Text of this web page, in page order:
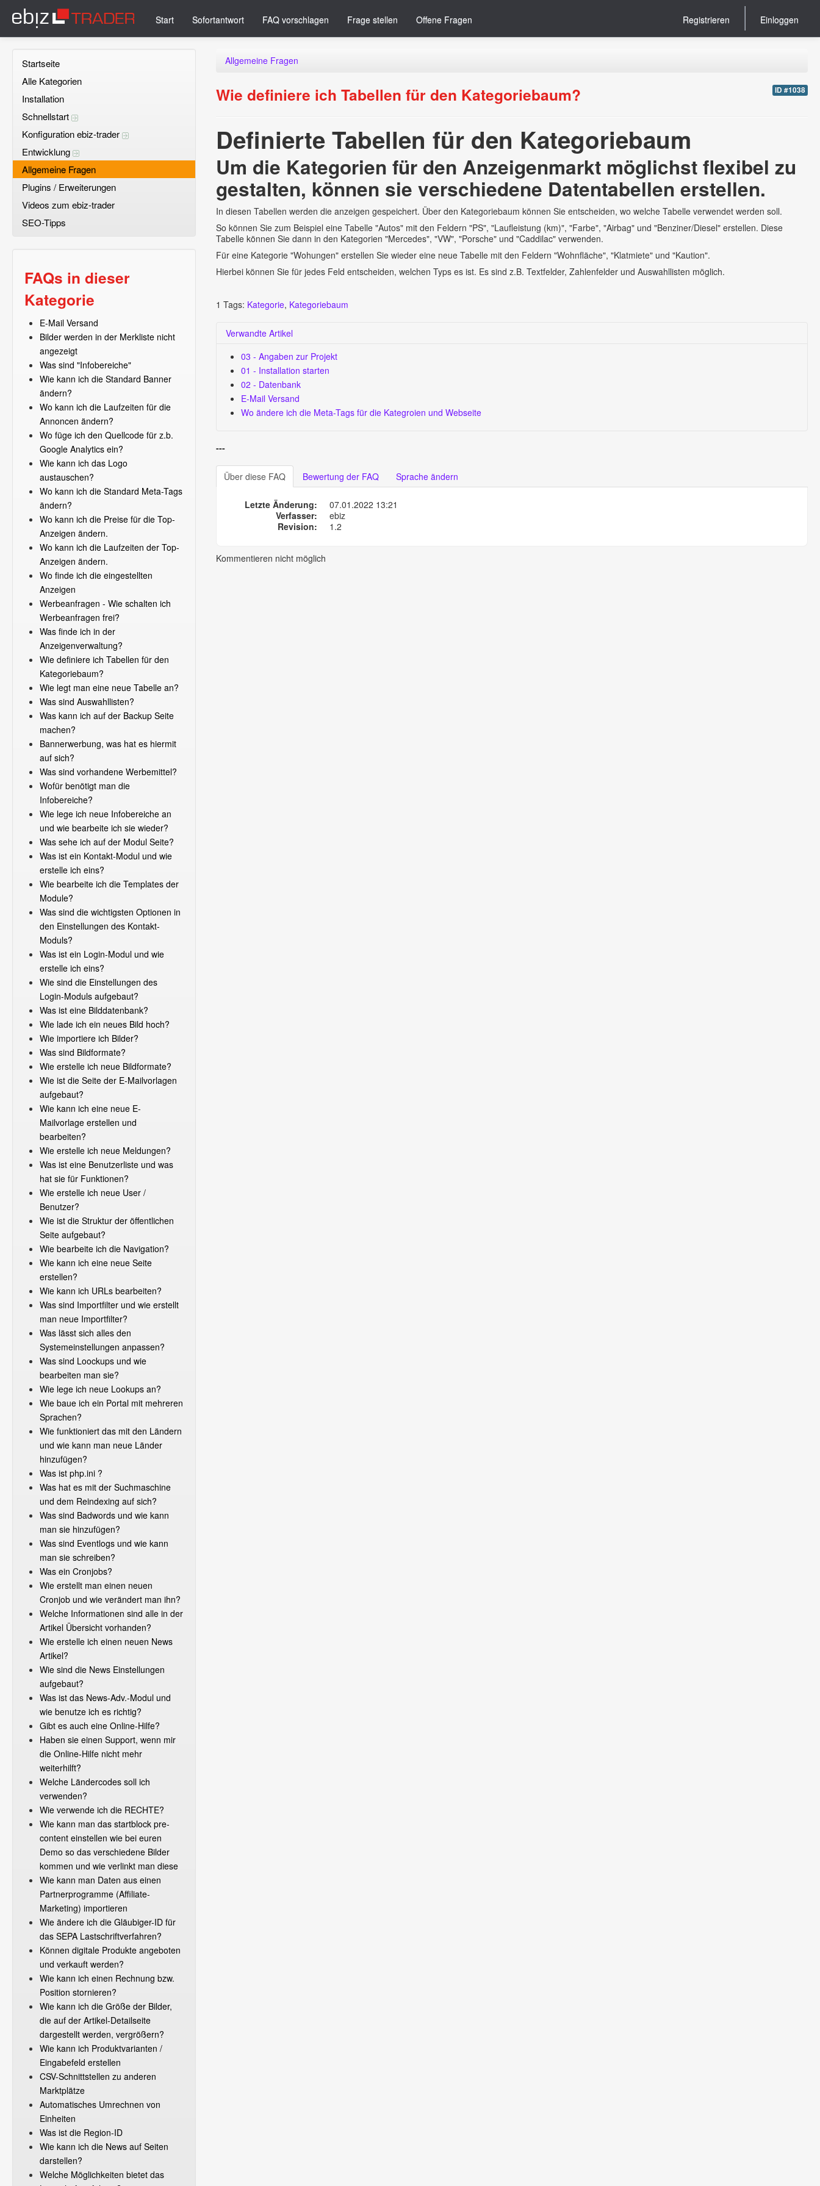
Start Sofortantwort FAQ vorschlagen Frage stellen Offene Fragen Registrieren Einloggen
Startseite
Alle Kategorien
Installation
Schnellstart
Konfiguration ebiz-trader
Entwicklung
Allgemeine Fragen
Plugins / Erweiterungen
Videos zum ebiz-trader
SEO-Tipps
FAQs in dieser
Kategorie
E-Mail Versand
Bilder werden in der Merkliste nicht
angezeigt
Was sind "Infobereiche"
Wie kann ich die Standard Banner
ändern?
Wo kann ich die Laufzeiten für die
Annoncen ändern?
Wo füge ich den Quellcode für z.b.
Google Analytics ein?
Wie kann ich das Logo
austauschen?
Wo kann ich die Standard Meta-Tags
ändern?
Wo kann ich die Preise für die Top-
Anzeigen ändern.
Wo kann ich die Laufzeiten der Top-
Anzeigen ändern.
Wo finde ich die eingestellten
Anzeigen
Werbeanfragen - Wie schalten ich
Werbeanfragen frei?
Was finde ich in der
Anzeigenverwaltung?
Wie definiere ich Tabellen für den
Kategoriebaum?
Wie legt man eine neue Tabelle an?
Was sind Auswahllisten?
Was kann ich auf der Backup Seite
machen?
Bannerwerbung, was hat es hiermit
auf sich?
Was sind vorhandene Werbemittel?
Wofür benötigt man die
Infobereiche?
Wie lege ich neue Infobereiche an
und wie bearbeite ich sie wieder?
Was sehe ich auf der Modul Seite?
Was ist ein Kontakt-Modul und wie
erstelle ich eins?
Wie bearbeite ich die Templates der
Module?
Was sind die wichtigsten Optionen in
den Einstellungen des Kontakt-
Moduls?
Was ist ein Login-Modul und wie
erstelle ich eins?
Wie sind die Einstellungen des
Login-Moduls aufgebaut?
Was ist eine Bilddatenbank?
Wie lade ich ein neues Bild hoch?
Wie importiere ich Bilder?
Was sind Bildformate?
Wie erstelle ich neue Bildformate?
Wie ist die Seite der E-Mailvorlagen
aufgebaut?
Wie kann ich eine neue E-
Mailvorlage erstellen und
bearbeiten?
Wie erstelle ich neue Meldungen?
Was ist eine Benutzerliste und was
hat sie für Funktionen?
Wie erstelle ich neue User /
Benutzer?
Wie ist die Struktur der öffentlichen
Seite aufgebaut?
Wie bearbeite ich die Navigation?
Wie kann ich eine neue Seite
erstellen?
Wie kann ich URLs bearbeiten?
Was sind Importfilter und wie erstellt
man neue Importfilter?
Was lässt sich alles den
Systemeinstellungen anpassen?
Was sind Loockups und wie
bearbeiten man sie?
Wie lege ich neue Lookups an?
Wie baue ich ein Portal mit mehreren
Sprachen?
Wie funktioniert das mit den Ländern
und wie kann man neue Länder
hinzufügen?
Was ist php.ini ?
Was hat es mit der Suchmaschine
und dem Reindexing auf sich?
Was sind Badwords und wie kann
man sie hinzufügen?
Was sind Eventlogs und wie kann
man sie schreiben?
Was ein Cronjobs?
Wie erstellt man einen neuen
Cronjob und wie verändert man ihn?
Welche Informationen sind alle in der
Artikel Übersicht vorhanden?
Wie erstelle ich einen neuen News
Artikel?
Wie sind die News Einstellungen
aufgebaut?
Was ist das News-Adv.-Modul und
wie benutze ich es richtig?
Gibt es auch eine Online-Hilfe?
Haben sie einen Support, wenn mir
die Online-Hilfe nicht mehr
weiterhilft?
Welche Ländercodes soll ich
verwenden?
Wie verwende ich die RECHTE?
Wie kann man das startblock pre-
content einstellen wie bei euren
Demo so das verschiedene Bilder
kommen und wie verlinkt man diese
Wie kann man Daten aus einen
Partnerprogramme (Affiliate-
Marketing) importieren
Wie ändere ich die Gläubiger-ID für
das SEPA Lastschriftverfahren?
Können digitale Produkte angeboten
und verkauft werden?
Wie kann ich einen Rechnung bzw.
Position stornieren?
Wie kann ich die Größe der Bilder,
die auf der Artikel-Detailseite
dargestellt werden, vergrößern?
Wie kann ich Produktvarianten /
Eingabefeld erstellen
CSV-Schnittstellen zu anderen
Marktplätze
Automatisches Umrechnen von
Einheiten
Was ist die Region-ID
Wie kann ich die News auf Seiten
darstellen?
Welche Möglichkeiten bietet das
Allgemeine Fragen
ID #1038
Wie definiere ich Tabellen für den Kategoriebaum?
Definierte Tabellen für den Kategoriebaum
Um die Kategorien für den Anzeigenmarkt möglichst flexibel zu
gestalten, können sie verschiedene Datentabellen erstellen.
In diesen Tabellen werden die anzeigen gespeichert. Über den Kategoriebaum können Sie entscheiden, wo welche Tabelle verwendet werden soll.
So können Sie zum Beispiel eine Tabelle "Autos" mit den Feldern "PS", "Laufleistung (km)", "Farbe", "Airbag" und "Benziner/Diesel" erstellen. Diese
Tabelle können Sie dann in den Kategorien "Mercedes", "VW", "Porsche" und "Caddilac" verwenden.
Für eine Kategorie "Wohungen" erstellen Sie wieder eine neue Tabelle mit den Feldern "Wohnfläche", "Klatmiete" und "Kaution".
Hierbei können Sie für jedes Feld entscheiden, welchen Typs es ist. Es sind z.B. Textfelder, Zahlenfelder und Auswahllisten möglich.
1 Tags: Kategorie, Kategoriebaum
Verwandte Artikel
03 - Angaben zur Projekt
01 - Installation starten
02 - Datenbank
E-Mail Versand
Wo ändere ich die Meta-Tags für die Kategroien und Webseite
---
Über diese FAQ Bewertung der FAQ Sprache ändern
Letzte Änderung:
07.01.2022 13:21
Verfasser:
ebiz
Revision:
1.2
Kommentieren nicht möglich